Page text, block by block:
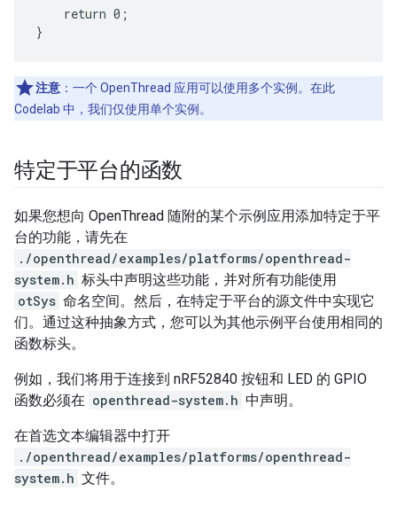
    return 0;
注意 ：一个 OpenThread 应用可以使用多个实例。在此
Codelab 中，我们仅使用单个实例。
特定于平台的函数
如果您想向 OpenThread 随附的某个示例应用添加特定于平
台的功能，请先在
./openthread/examples/platforms/openthread-
system.h 标头中声明这些功能，并对所有功能使用
otSys 命名空间。然后，在特定于平台的源文件中实现它
们。通过这种抽象方式，您可以为其他示例平台使用相同的
函数标头。
例如，我们将用于连接到 nRF52840 按钮和 LED 的 GPIO
函数必须在 openthread-system.h 中声明。
在首选文本编辑器中打开
./openthread/examples/platforms/openthread-
system.h 文件。